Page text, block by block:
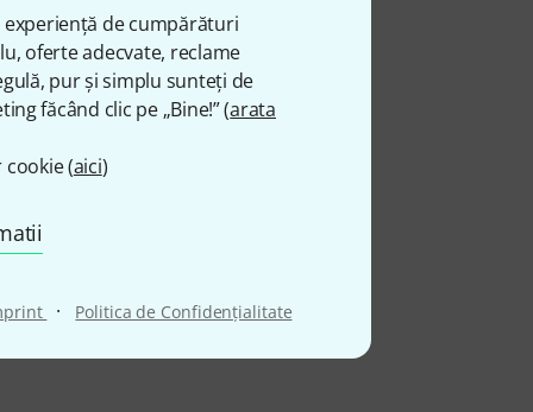
de cumpărături
oferte adecvate, reclame
pur și simplu sunteți de
făcând clic pe „Bine!” (arata
(aici)
· Politica de Confidenţialitate